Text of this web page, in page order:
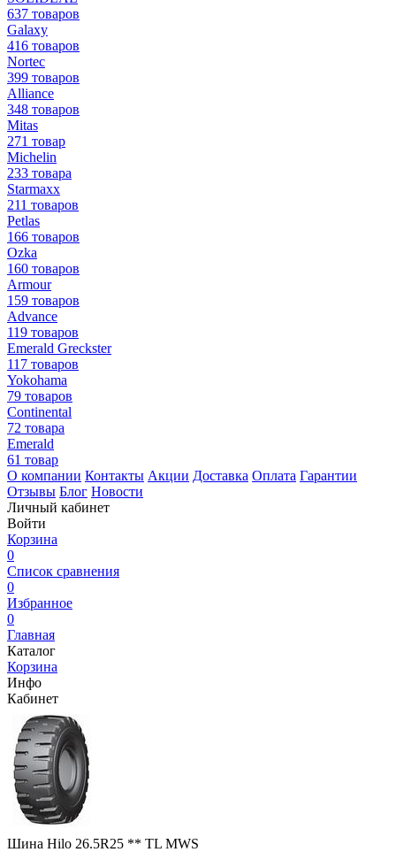
637 товаров
Galaxy
416 товаров
Nortec
399 товаров
Alliance
348 товаров
Mitas
271 товар
Michelin
233 товара
Starmaxx
211 товаров
Petlas
166 товаров
Ozka
160 товаров
Armour
159 товаров
Advance
119 товаров
Emerald Greckster
117 товаров
Yokohama
79 товаров
Continental
72 товара
Emerald
61 товар
О компании Контакты Акции Доставка Оплата Гарантии
Отзывы Блог Новости
Личный кабинет
Войти
Корзина
0
Список сравнения
0
Избранное
0
Главная
Каталог
Корзина
Инфо
Кабинет
Шина Hilo 26.5R25 ** TL MWS